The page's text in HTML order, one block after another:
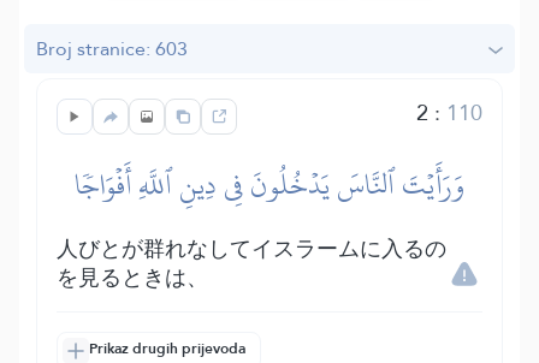
Broj stranice: 603
2 : 110
وَرَأَيۡتَ ٱلنَّاسَ يَدۡخُلُونَ فِي دِينِ ٱللَّهِ أَفۡوَاجٗا
人びとが群れなしてイスラームに入るの
を見るときは、
Prikaz drugih prijevoda